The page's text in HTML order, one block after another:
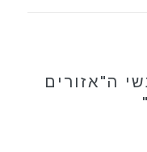
ה"אזורים